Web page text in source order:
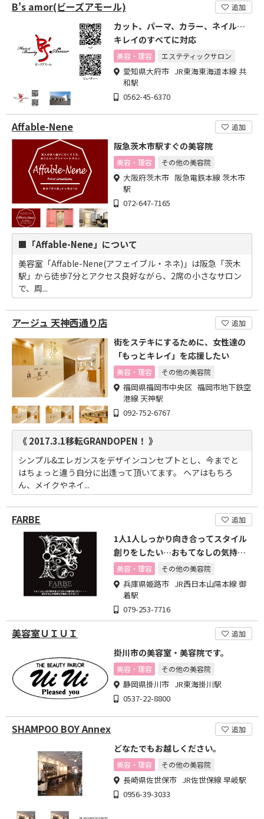
B's amor(ビーズアモール) 追加
カット、パーマ、カラー、ネイル…
キレイのすべてに対応
美容・理容 エステティックサロン
愛知県大府市 JR東海東海道本線 共
和駅
0562-45-6370
Affable-Nene 追加
阪急茨木市駅すぐの美容院
美容・理容 その他の美容院
大阪府茨木市 阪急電鉄本線 茨木市
駅
072-647-7165
■「Affable-Nene」について
美容室「Affable-Nene(アフェイブル・ネネ)」は阪急「茨木
駅」から徒歩7分とアクセス良好ながら、2席の小さなサロン
で、周...
アージュ 天神西通り店 追加
街をステキにするために、女性達の
「もっとキレイ」を応援したい
美容・理容 その他の美容院
福岡県福岡市中央区 福岡市地下鉄空
港線 天神駅
092-752-6767
《 2017.3.1移転GRANDOPEN！ 》
シンプル&エレガンスをデザインコンセプトとし、今までと
はちょっと違う自分に出逢って頂いてます。 ヘアはもちろ
ん、メイクやネイ...
FARBE 追加
1人1人しっかり向き合ってスタイル
創りをしたい…おもてなしの気持ち
が詰まったサロン
美容・理容 その他の美容院
兵庫県姫路市 JR西日本山陽本線 御
着駅
079-253-7716
美容室ＵＩＵＩ 追加
掛川市の美容室・美容院です。
美容・理容 その他の美容院
静岡県掛川市 JR東海掛川駅
0537-22-8800
SHAMPOO BOY Annex 追加
どなたでもお越しください。
美容・理容 その他の美容院
長崎県佐世保市 JR佐世保線 早岐駅
0956-39-3033